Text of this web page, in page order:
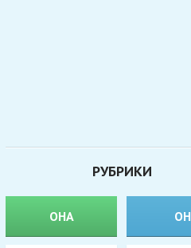
РУБРИКИ
ОНА ОН